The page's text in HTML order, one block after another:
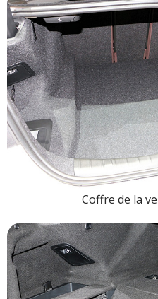
Coffre de la